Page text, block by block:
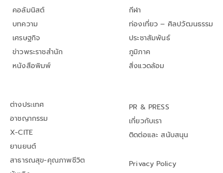
คอลัมนิสต์
บทความ
เศรษฐกิจ
ข่าวพระราชสำนัก
หนังสือพิมพ์
กีฬา
ท่องเที่ยว – ศิลปวัฒนธรรม
ประชาสัมพันธ์
ภูมิภาค
สิ่งแวดล้อม
ต่างประเทศ
อาชญากรรม
X-CITE
ยานยนต์
สาธารณสุข-คุณภาพชีวิต
PR & PRESS
เกี่ยวกับเรา
ติดต่อและ สนับสนุน
Privacy Policy